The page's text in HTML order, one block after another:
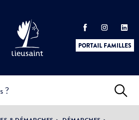
PORTAIL FAMILLES
&
ACTUALITÉS &